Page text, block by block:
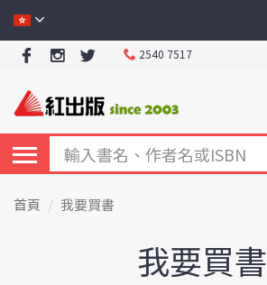
2540 7517
首頁 我要買書
我要買書